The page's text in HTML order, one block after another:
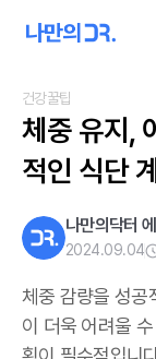
건강꿀팁
체중 유지,
적인 식단
나만의닥터
2024.09.04
체중 감량을 성공
이 더욱 어려울